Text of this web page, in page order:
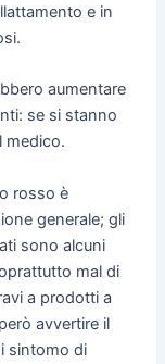
e in
aumentare
se si stanno
medico.
rosso è
generale; gli
sono alcuni
mal di
a prodotti a
avvertire il
sintomo di